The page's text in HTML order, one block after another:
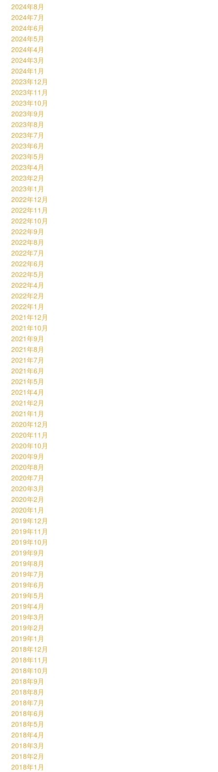
2024年8月
2024年7月
2024年6月
2024年5月
2024年4月
2024年3月
2024年1月
2023年12月
2023年11月
2023年10月
2023年9月
2023年8月
2023年7月
2023年6月
2023年5月
2023年4月
2023年2月
2023年1月
2022年12月
2022年11月
2022年10月
2022年9月
2022年8月
2022年7月
2022年6月
2022年5月
2022年4月
2022年2月
2022年1月
2021年12月
2021年10月
2021年9月
2021年8月
2021年7月
2021年6月
2021年5月
2021年4月
2021年2月
2021年1月
2020年12月
2020年11月
2020年10月
2020年9月
2020年8月
2020年7月
2020年3月
2020年2月
2020年1月
2019年12月
2019年11月
2019年10月
2019年9月
2019年8月
2019年7月
2019年6月
2019年5月
2019年4月
2019年3月
2019年2月
2019年1月
2018年12月
2018年11月
2018年10月
2018年9月
2018年8月
2018年7月
2018年6月
2018年5月
2018年4月
2018年3月
2018年2月
2018年1月